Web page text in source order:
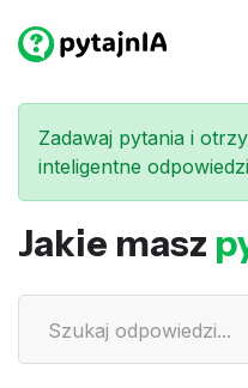
Zadawaj pytania i
inteligentne
Jakie masz